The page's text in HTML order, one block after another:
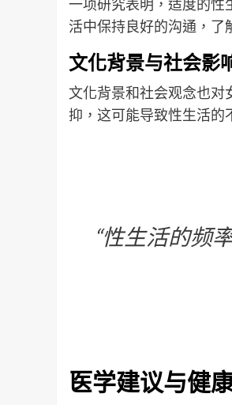
一项研究表明，适度的性
活中保持良好的沟通，了
文化背景与社会影
文化背景和社会观念也
抑，这可能导致性生活的
“性生活的频
医学建议与健